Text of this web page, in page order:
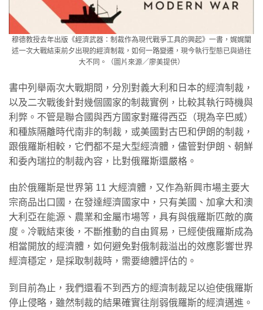
穆德教授去年出版《經濟武器：制裁作為現代戰爭工具的興起》一書，娓娓闡
述一次大戰結束前夕出現的經濟制裁，如何一路變遷，現今執行型態已與過往
大不同。（圖片來源／廖美提供）
書中列舉兩次大戰期間，分別對義大利和日本的經濟制裁，
以及二次戰後針對幾個國家的制裁實例，比較其執行時機與
利弊。不管是聯合國與西方國家對羅得西亞（現為辛巴威）
和種族隔離時代南非的制裁，或美國對古巴和伊朗的制裁，
跟俄羅斯相較，它們都不是大型經濟體，儘管對伊朗、朝鮮
和委內瑞拉的制裁內容，比對俄羅斯還嚴格。
由於俄羅斯是世界第 11 大經濟體，又作為新興市場主要大
宗商品出口國，在發達經濟國家中，只有美國、加拿大和澳
大利亞在能源、農業和金屬市場等，具有與俄羅斯匹敵的廣
度。冷戰結束後，不斷推動的自由貿易，已經使俄羅斯成為
相當開放的經濟體，如何避免對俄制裁溢出的效應影響世界
經濟穩定，是採取制裁時，需要總體評估的。
到目前為止，我們還看不到西方的經濟制裁足以迫使俄羅斯
停止侵略，雖然制裁的結果確實往削弱俄羅斯的經濟邁進。